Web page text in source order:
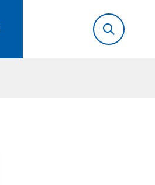
Rechercher: